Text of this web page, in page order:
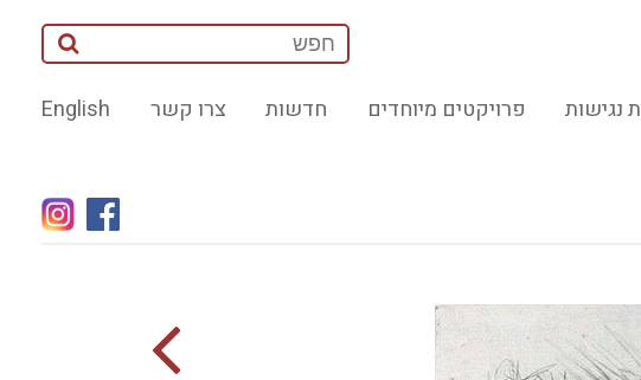
English צרו קשר חדשות פרויקטים מיוחדים נגישות